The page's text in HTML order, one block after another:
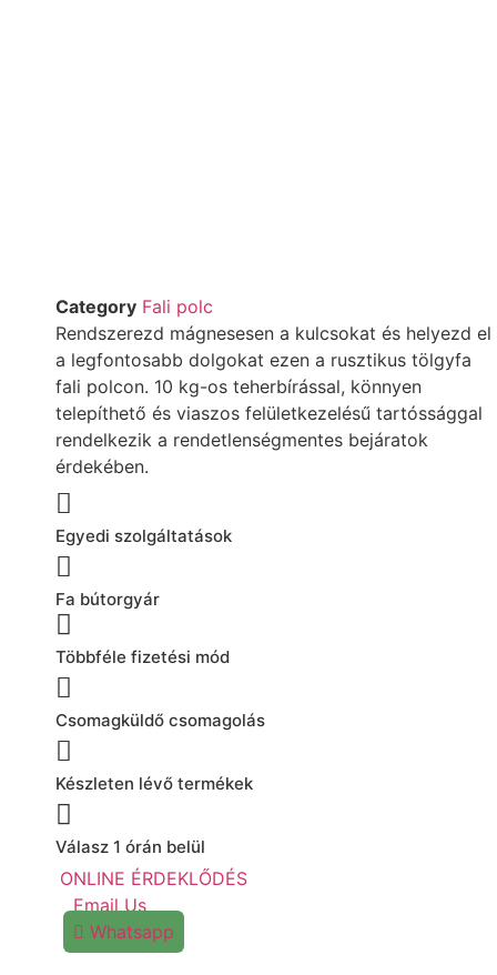
Category Fali polc
Rendszerezd mágnesesen a kulcsokat és helyezd el
a legfontosabb dolgokat ezen a rusztikus tölgyfa
fali polcon. 10 kg-os teherbírással, könnyen
telepíthető és viaszos felületkezelésű tartóssággal
rendelkezik a rendetlenségmentes bejáratok
érdekében.
Egyedi szolgáltatások
Fa bútorgyár
Többféle fizetési mód
Csomagküldő csomagolás
Készleten lévő termékek
Válasz 1 órán belül
ONLINE ÉRDEKLŐDÉS
Email Us
Whatsapp